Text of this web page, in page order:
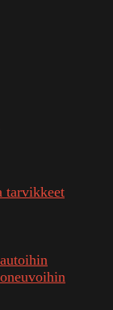
tarvikkeet